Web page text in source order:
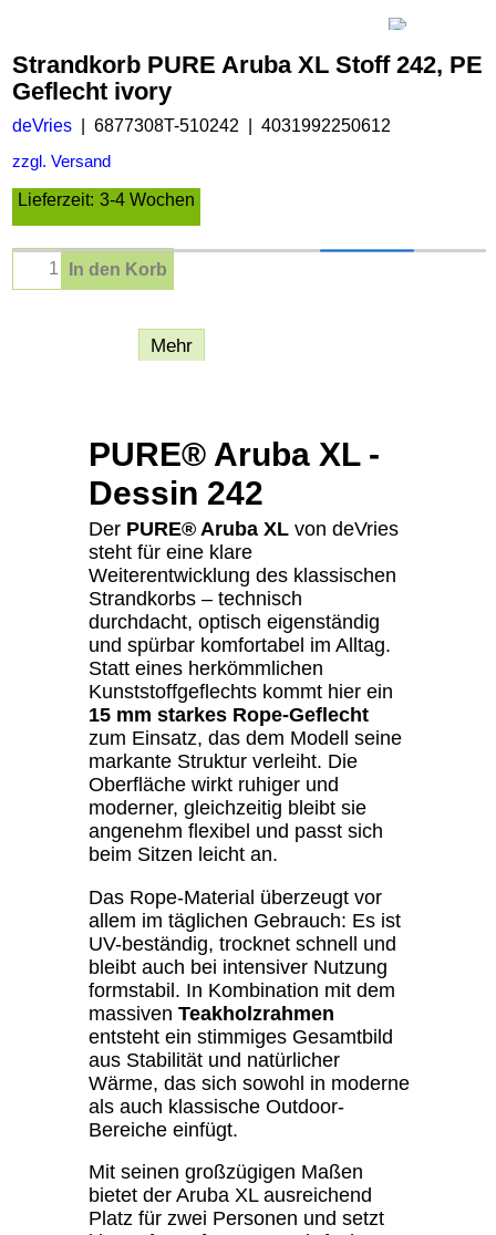
Strandkorb PURE Aruba XL Stoff 242, PE
Geflecht ivory
deVries 6877308T-510242 4031992250612
zzgl. Versand
Lieferzeit: 3-4 Wochen
In den Korb
Mehr
PURE® Aruba XL -
Dessin 242
Der PURE® Aruba XL von deVries
steht für eine klare
Weiterentwicklung des klassischen
Strandkorbs – technisch
durchdacht, optisch eigenständig
und spürbar komfortabel im Alltag.
Statt eines herkömmlichen
Kunststoffgeflechts kommt hier ein
15 mm starkes Rope-Geflecht
zum Einsatz, das dem Modell seine
markante Struktur verleiht. Die
Oberfläche wirkt ruhiger und
moderner, gleichzeitig bleibt sie
angenehm flexibel und passt sich
beim Sitzen leicht an.
Das Rope-Material überzeugt vor
allem im täglichen Gebrauch: Es ist
UV-beständig, trocknet schnell und
bleibt auch bei intensiver Nutzung
formstabil. In Kombination mit dem
massiven Teakholzrahmen
entsteht ein stimmiges Gesamtbild
aus Stabilität und natürlicher
Wärme, das sich sowohl in moderne
als auch klassische Outdoor-
Bereiche einfügt.
Mit seinen großzügigen Maßen
bietet der Aruba XL ausreichend
Platz für zwei Personen und setzt